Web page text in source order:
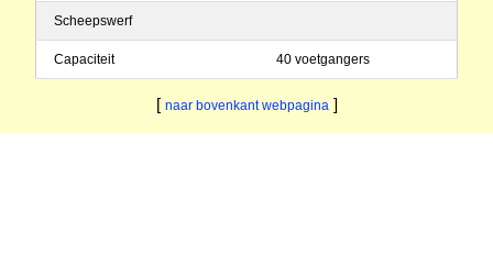
Scheepswerf
Capaciteit 40 voetgangers
[ naar bovenkant webpagina ]